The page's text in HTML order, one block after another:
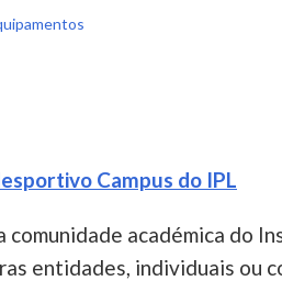
Campus do IPL
académica do
entidades, individuais ou